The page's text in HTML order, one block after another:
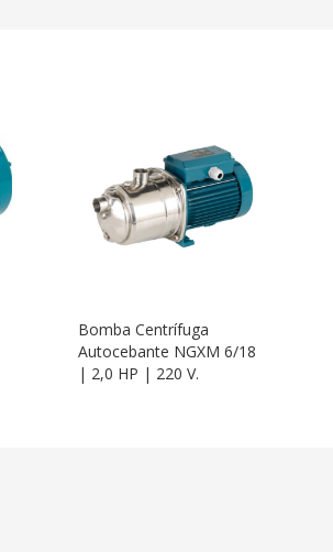
Bomba Centrífuga
Autocebante NGXM 6/18
| 2,0 HP | 220 V.